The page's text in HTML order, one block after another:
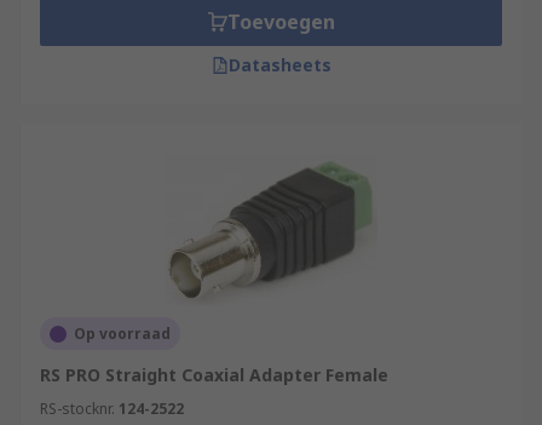
Toevoegen
Datasheets
Op voorraad
RS PRO Straight Coaxial Adapter Female
RS-stocknr. 124-2522